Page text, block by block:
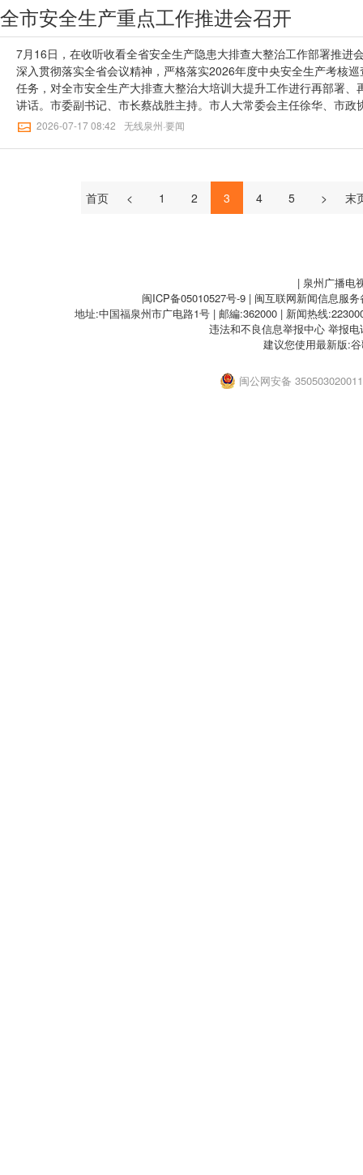
和安全，坚决有力抓好安全生产和消防安全各项工作，以工作的确定
聚焦排查重点，严格落实“五想五不干”安全作业、“5S”现场管理等机
常生产、设备操作等关键环节风险辨识和隐患排查整治，推动企业员
切实筑牢安全防线。要坚持近远结合，系统推进工业园区标准化和安
多中小企业出村入园、规范管理、集聚发展，全力解决“厂居混合”“一
产隐患问题。要深入开展大培训大提升，针对性开展干部安全生产业
人员应急培训演练，并鼓励龙头企业开展安全生产“大手拉小手”行
企业安全管理规范化，不断提升本质安全水平。本台记者：李莹莹
州】一审：黄艺华【无线泉州】二审：王桂瑜【无线泉州】三审：欧
全市安全生产重点工作推进会召开
7月16日，在收听收看全省安全生产隐患大排查大整治工作部署推进
深入贯彻落实全省会议精神，严格落实2026年度中央安全生产考核
任务，对全市安全生产大排查大整治大培训大提升工作进行再部署、
讲话。市委副书记、市长蔡战胜主持。市人大常委会主任徐华、市政
华出席。【点击下方观看视频↓↓】*视频版权所有，未经许可不得转
深推进安全生产治本攻坚三年行动，聚焦各县域产业特点和安全风
动密集型企业、群租房等人员密集场所，全面整治疏散通道堵塞、
逃生能力和基本灭火实操能力。要紧抓治理能力提升，学习借鉴先
强救援力量，深化安全生产标准化和安全文化建设，提升全员本质
工、工矿企业、危险化学品、自建房、渔业船舶、油气管道、特种
控，以严实举措抓好闭环整治，稳住安全生产基本盘。会议强调，“
节，根据行业特点优化检查清单，严防整治过程中高处作业、动火
全水平，充分发挥龙头企业管理、技术、资源等优势，“大手拉小手
产，推动形成“讲诚信、抓安全”的企业安全文化。“面”上要全力推动
2026-07-17 08:42 无线泉州·要闻
首页 < 1 2 3 4 5 > 末
| 泉州广播电
闽ICP备05010527号-9 | 闽互联网新闻信息服
地址:中国福泉州市广电路1号 | 邮編:362000 | 新闻热线
违法和不良信息举报中心 举报电
建议您使用最新版:
闽公网安备